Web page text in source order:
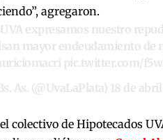
agregaron.
expresamos nuestro
mayor endeudamiento de
pic.twitter.com/
As. (@UvaLaPlata) 18 de
colectivo de Hipotecados